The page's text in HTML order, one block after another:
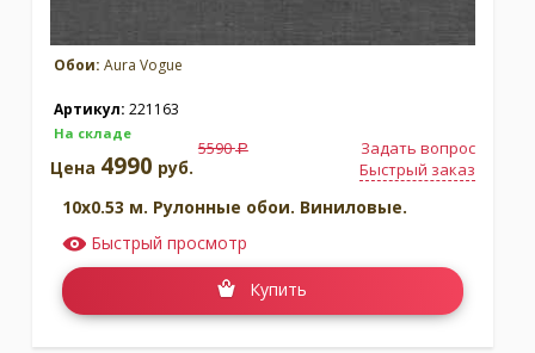
Обои: Aura Vogue
Артикул: 221163
На складе
Задать вопрос
Быстрый заказ
Цена 4990 руб.
5590a
10x0.53 м. Рулонные обои. Виниловые.
Быстрый просмотр
Купить